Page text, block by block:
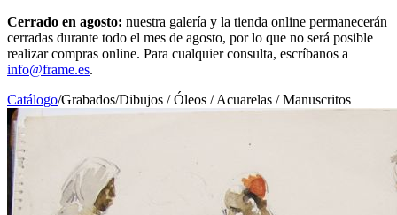
Cerrado en agosto: nuestra galería y la tienda online permanecerán
cerradas durante todo el mes de agosto, por lo que no será posible
realizar compras online. Para cualquier consulta, escríbanos a
info@frame.es.
Catálogo/Grabados/Dibujos / Óleos / Acuarelas / Manuscritos